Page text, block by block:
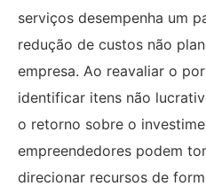
serviços desempenha um
redução de custos não
empresa. Ao reavaliar o
identificar itens não
o retorno sobre o
empreendedores podem
direcionar recursos de